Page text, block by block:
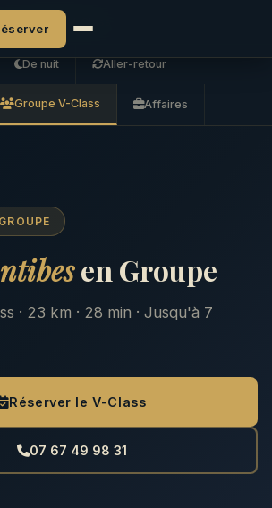
De nuit Aller-retour
Groupe V-Class Affaires
en Groupe
· 23 km · 28 min · Jusqu'à 7
Réserver le V-Class
07 67 49 98 31